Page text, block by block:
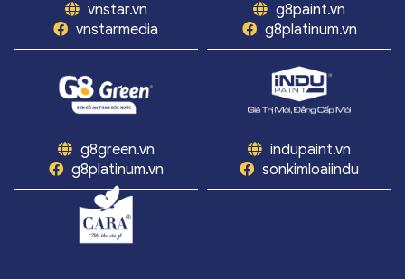
vnstar.vn
vnstarmedia
g8paint.vn
g8platinum.vn
g8green.vn
g8platinum.vn
indupaint.vn
sonkimloaiindu